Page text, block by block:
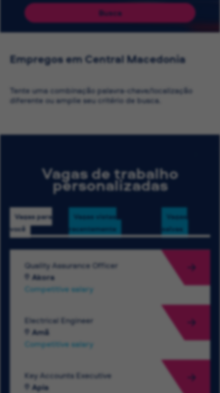
Busca
Empregos em Central Macedonia
Tente uma combinação palavra-chave/localização
diferente ou amplie seu critério de busca.
Vagas de trabalho
personalizadas
Vagas para
você
Vagas vistas
recentemente
Vagas
salvas
Quality Assurance Officer
Akora
Competitive salary
Electrical Engineer
Amã
Competitive salary
Key Accounts Executive
Apia